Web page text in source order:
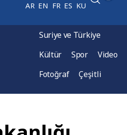
AR EN FR ES KU
Suriye ve Türkiye
Kültür
Spor
Video
Fotoğraf
Çeşitli